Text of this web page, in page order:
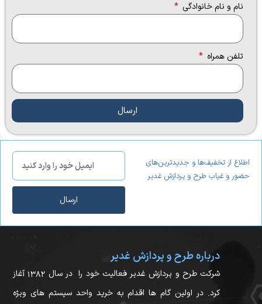
نام و نام خانوادگی
تلفن همراه
ارسال
اطلاع از تخفیف‌ها و جدیدترین‌های
حضور و غیاب طرح و پردازش غدیر
ارسال
درباره طرح و پردازش غدیر
شرکت طرح و پردازش غدیر فعالیت خود را در سال ۱۳۸۲ آغاز
کرد. در اولین گام ها اقدام به خرید واحد سیستم های ویژه